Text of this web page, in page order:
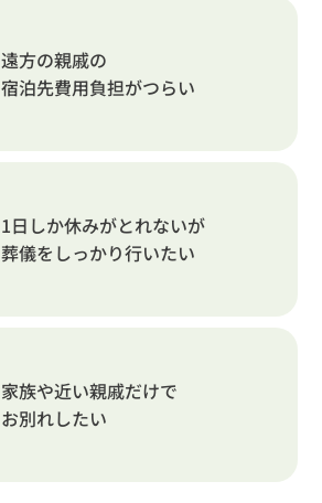
遠方の親戚の
宿泊先費用負担がつらい
1日しか休みがとれないが
葬儀をしっかり行いたい
家族や近い親戚だけで
お別れしたい